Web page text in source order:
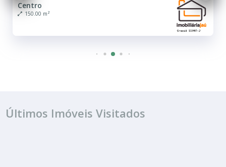
Centro
150.00 m²
Últimos Imóveis Visitados